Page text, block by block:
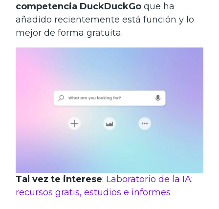
competencia DuckDuckGo que ha
añadido recientemente está función y lo
mejor de forma gratuita.
Tal vez te interese: Laboratorio de la IA:
recursos gratis, estudios e informes